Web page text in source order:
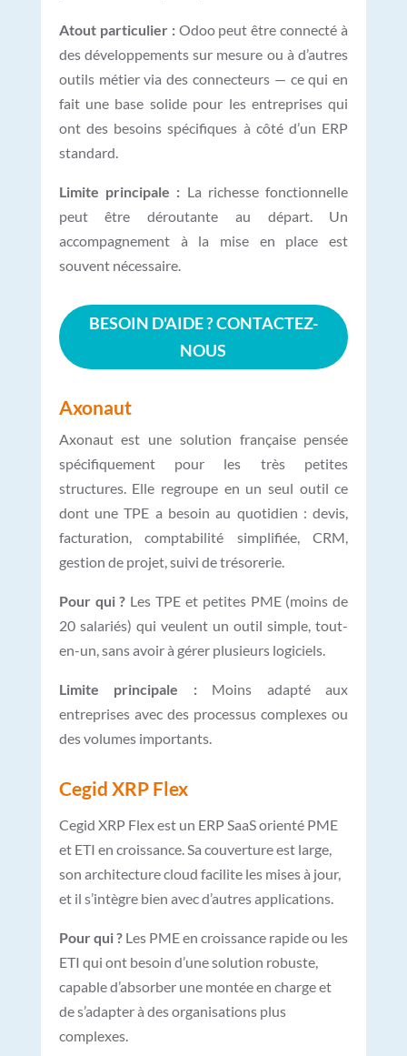
Atout particulier :Odoo peut être connecté à
des développements sur mesure ou à d’autres
outils métier via des connecteurs — ce qui en
fait une base solide pour les entreprises qui
ont des besoins spécifiques à côté d’un ERP
standard.
Limite principale : La richesse fonctionnelle
peut être déroutante au départ. Un
accompagnement à la mise en place est
souvent nécessaire.
BESOIN D'AIDE ? CONTACTEZ-
NOUS
Axonaut
Axonaut est une solution française pensée
spécifiquement pour les très petites
structures. Elle regroupe en un seul outil ce
dont une TPE a besoin au quotidien : devis,
facturation, comptabilité simplifiée, CRM,
gestion de projet, suivi de trésorerie.
Pour qui ? Les TPE et petites PME (moins de
20 salariés) qui veulent un outil simple, tout-
en-un, sans avoir à gérer plusieurs logiciels.
Limite principale :Moins adapté aux
entreprises avec des processus complexes ou
des volumes importants.
Cegid XRP Flex
Cegid XRP Flex est un ERP SaaS orienté PME
et ETI en croissance. Sa couverture est large,
son architecture cloud facilite les mises à jour,
et il s’intègre bien avec d’autres applications.
Pour qui ?Les PME en croissance rapide ou les
ETI qui ont besoin d’une solution robuste,
capable d’absorber une montée en charge et
de s’adapter à des organisations plus
complexes.